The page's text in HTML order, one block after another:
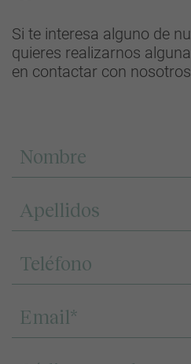
Si te interesa alguno de
quieres realizarnos
en contactar con